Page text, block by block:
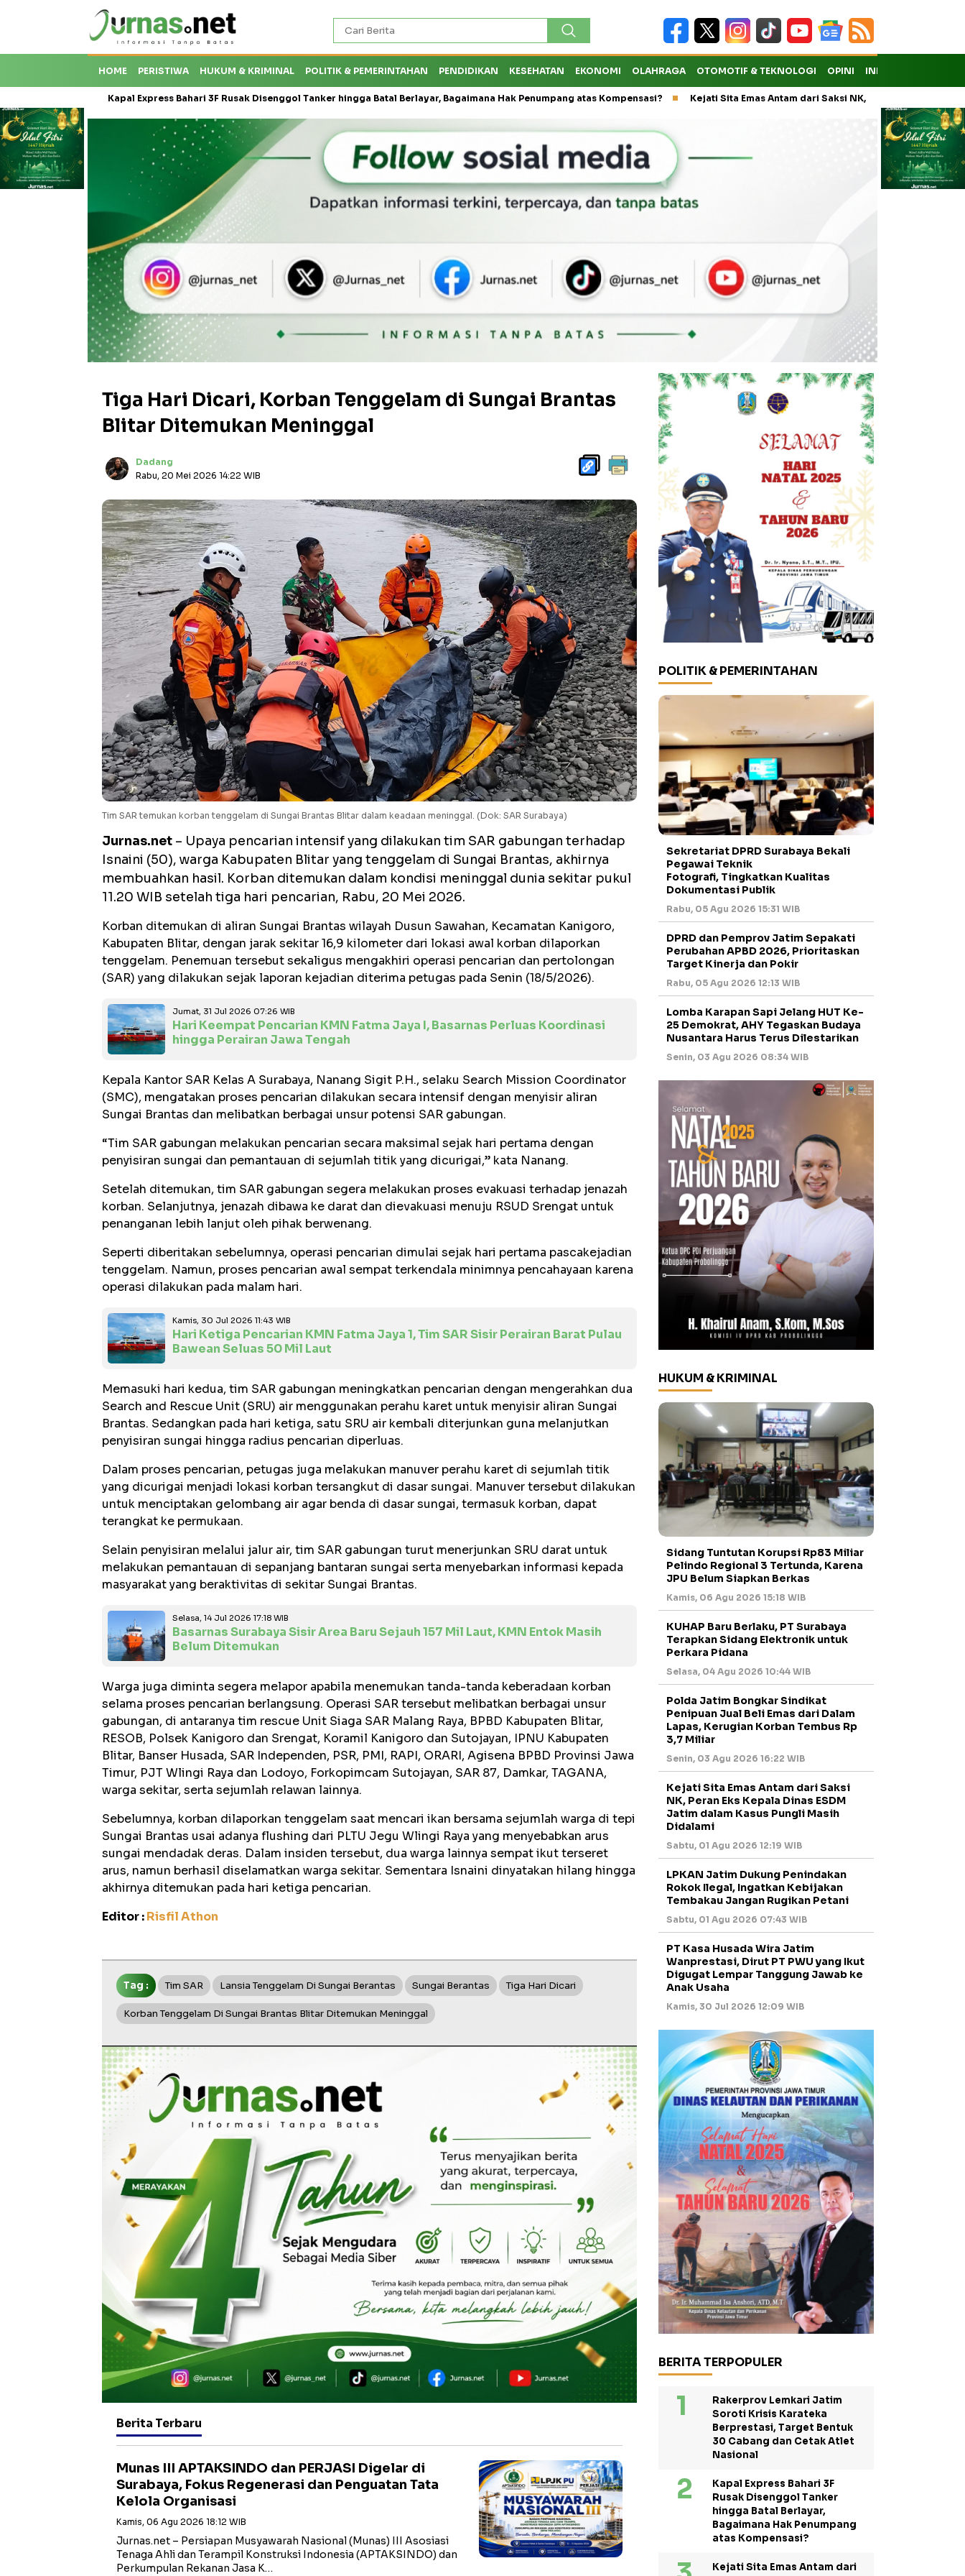
HOME PERISTIWA HUKUM & KRIMINAL POLITIK & PEMERINTAHAN PENDIDIKAN KESEHATAN EKONOMI OLAHRAGA OTOMOTIF & TEKNOLOGI OPINI INDEKS
Kapal Express Bahari 3F Rusak Disenggol Tanker hingga Batal Berlayar, Bagaimana Hak Penumpang atas Kompensasi? Kejati Sita Emas Antam dari Saksi NK, Peran Eks Kepala Dinas ESDM
Tiga Hari Dicari, Korban Tenggelam di Sungai Brantas
Blitar Ditemukan Meninggal
Dadang
Rabu, 20 Mei 2026 14:22 WIB
Tim SAR temukan korban tenggelam di Sungai Brantas Blitar dalam keadaan meninggal. (Dok: SAR Surabaya)
Jurnas.net – Upaya pencarian intensif yang dilakukan tim SAR gabungan terhadap
Isnaini (50), warga Kabupaten Blitar yang tenggelam di Sungai Brantas, akhirnya
membuahkan hasil. Korban ditemukan dalam kondisi meninggal dunia sekitar pukul
11.20 WIB setelah tiga hari pencarian, Rabu, 20 Mei 2026.
Korban ditemukan di aliran Sungai Brantas wilayah Dusun Sawahan, Kecamatan Kanigoro,
Kabupaten Blitar, dengan jarak sekitar 16,9 kilometer dari lokasi awal korban dilaporkan
tenggelam. Penemuan tersebut sekaligus mengakhiri operasi pencarian dan pertolongan
(SAR) yang dilakukan sejak laporan kejadian diterima petugas pada Senin (18/5/2026).
Jumat, 31 Jul 2026 07:26 WIB
Hari Keempat Pencarian KMN Fatma Jaya I, Basarnas Perluas Koordinasi
hingga Perairan Jawa Tengah
Kepala Kantor SAR Kelas A Surabaya, Nanang Sigit P.H., selaku Search Mission Coordinator
(SMC), mengatakan proses pencarian dilakukan secara intensif dengan menyisir aliran
Sungai Brantas dan melibatkan berbagai unsur potensi SAR gabungan.
“Tim SAR gabungan melakukan pencarian secara maksimal sejak hari pertama dengan
penyisiran sungai dan pemantauan di sejumlah titik yang dicurigai,” kata Nanang.
Setelah ditemukan, tim SAR gabungan segera melakukan proses evakuasi terhadap jenazah
korban. Selanjutnya, jenazah dibawa ke darat dan dievakuasi menuju RSUD Srengat untuk
penanganan lebih lanjut oleh pihak berwenang.
Seperti diberitakan sebelumnya, operasi pencarian dimulai sejak hari pertama pascakejadian
tenggelam. Namun, proses pencarian awal sempat terkendala minimnya pencahayaan karena
operasi dilakukan pada malam hari.
Kamis, 30 Jul 2026 11:43 WIB
Hari Ketiga Pencarian KMN Fatma Jaya 1, Tim SAR Sisir Perairan Barat Pulau
Bawean Seluas 50 Mil Laut
Memasuki hari kedua, tim SAR gabungan meningkatkan pencarian dengan mengerahkan dua
Search and Rescue Unit (SRU) air menggunakan perahu karet untuk menyisir aliran Sungai
Brantas. Sedangkan pada hari ketiga, satu SRU air kembali diterjunkan guna melanjutkan
penyisiran sungai hingga radius pencarian diperluas.
Dalam proses pencarian, petugas juga melakukan manuver perahu karet di sejumlah titik
yang dicurigai menjadi lokasi korban tersangkut di dasar sungai. Manuver tersebut dilakukan
untuk menciptakan gelombang air agar benda di dasar sungai, termasuk korban, dapat
terangkat ke permukaan.
Selain penyisiran melalui jalur air, tim SAR gabungan turut menerjunkan SRU darat untuk
melakukan pemantauan di sepanjang bantaran sungai serta menyebarkan informasi kepada
masyarakat yang beraktivitas di sekitar Sungai Brantas.
Selasa, 14 Jul 2026 17:18 WIB
Basarnas Surabaya Sisir Area Baru Sejauh 157 Mil Laut, KMN Entok Masih
Belum Ditemukan
Warga juga diminta segera melapor apabila menemukan tanda-tanda keberadaan korban
selama proses pencarian berlangsung. Operasi SAR tersebut melibatkan berbagai unsur
gabungan, di antaranya tim rescue Unit Siaga SAR Malang Raya, BPBD Kabupaten Blitar,
RESOB, Polsek Kanigoro dan Srengat, Koramil Kanigoro dan Sutojayan, IPNU Kabupaten
Blitar, Banser Husada, SAR Independen, PSR, PMI, RAPI, ORARI, Agisena BPBD Provinsi Jawa
Timur, PJT Wlingi Raya dan Lodoyo, Forkopimcam Sutojayan, SAR 87, Damkar, TAGANA,
warga sekitar, serta sejumlah relawan lainnya.
Sebelumnya, korban dilaporkan tenggelam saat mencari ikan bersama sejumlah warga di tepi
Sungai Brantas usai adanya flushing dari PLTU Jegu Wlingi Raya yang menyebabkan arus
sungai mendadak deras. Dalam insiden tersebut, dua warga lainnya sempat ikut terseret
arus, namun berhasil diselamatkan warga sekitar. Sementara Isnaini dinyatakan hilang hingga
akhirnya ditemukan pada hari ketiga pencarian.
Editor :Risfil Athon
Tag : Tim SAR Lansia Tenggelam Di Sungai Berantas Sungai Berantas Tiga Hari Dicari
Korban Tenggelam Di Sungai Brantas Blitar Ditemukan Meninggal
Berita Terbaru
Munas III APTAKSINDO dan PERJASI Digelar di
Surabaya, Fokus Regenerasi dan Penguatan Tata
Kelola Organisasi
Kamis, 06 Agu 2026 18:12 WIB
Jurnas.net – Persiapan Musyawarah Nasional (Munas) III Asosiasi
Tenaga Ahli dan Terampil Konstruksi Indonesia (APTAKSINDO) dan
Perkumpulan Rekanan Jasa K…
POLITIK & PEMERINTAHAN
Sekretariat DPRD Surabaya Bekali
Pegawai Teknik
Fotografi, Tingkatkan Kualitas
Dokumentasi Publik
Rabu, 05 Agu 2026 15:31 WIB
DPRD dan Pemprov Jatim Sepakati
Perubahan APBD 2026, Prioritaskan
Target Kinerja dan Pokir
Rabu, 05 Agu 2026 12:13 WIB
Lomba Karapan Sapi Jelang HUT Ke-
25 Demokrat, AHY Tegaskan Budaya
Nusantara Harus Terus Dilestarikan
Senin, 03 Agu 2026 08:34 WIB
HUKUM & KRIMINAL
Sidang Tuntutan Korupsi Rp83 Miliar
Pelindo Regional 3 Tertunda, Karena
JPU Belum Siapkan Berkas
Kamis, 06 Agu 2026 15:18 WIB
KUHAP Baru Berlaku, PT Surabaya
Terapkan Sidang Elektronik untuk
Perkara Pidana
Selasa, 04 Agu 2026 10:44 WIB
Polda Jatim Bongkar Sindikat
Penipuan Jual Beli Emas dari Dalam
Lapas, Kerugian Korban Tembus Rp
3,7 Miliar
Senin, 03 Agu 2026 16:22 WIB
Kejati Sita Emas Antam dari Saksi
NK, Peran Eks Kepala Dinas ESDM
Jatim dalam Kasus Pungli Masih
Didalami
Sabtu, 01 Agu 2026 12:19 WIB
LPKAN Jatim Dukung Penindakan
Rokok Ilegal, Ingatkan Kebijakan
Tembakau Jangan Rugikan Petani
Sabtu, 01 Agu 2026 07:43 WIB
PT Kasa Husada Wira Jatim
Wanprestasi, Dirut PT PWU yang Ikut
Digugat Lempar Tanggung Jawab ke
Anak Usaha
Kamis, 30 Jul 2026 12:09 WIB
BERITA TERPOPULER
Rakerprov Lemkari Jatim
Soroti Krisis Karateka
Berprestasi, Target Bentuk
30 Cabang dan Cetak Atlet
Nasional
Kapal Express Bahari 3F
Rusak Disenggol Tanker
hingga Batal Berlayar,
Bagaimana Hak Penumpang
atas Kompensasi?
Kejati Sita Emas Antam dari